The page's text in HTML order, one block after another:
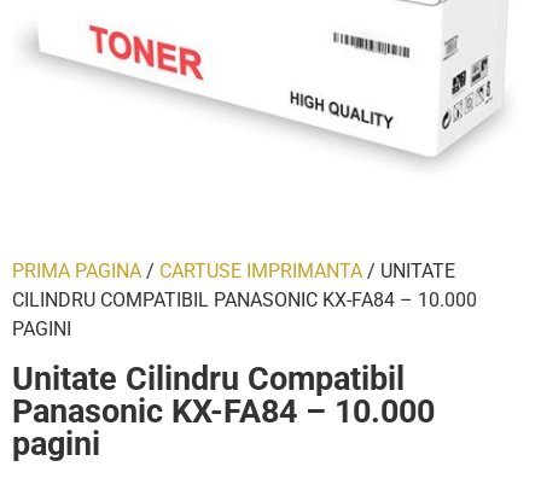
PRIMA PAGINA / CARTUSE IMPRIMANTA / UNITATE
CILINDRU COMPATIBIL PANASONIC KX-FA84 – 10.000
PAGINI
Unitate Cilindru Compatibil
Panasonic KX-FA84 – 10.000
pagini